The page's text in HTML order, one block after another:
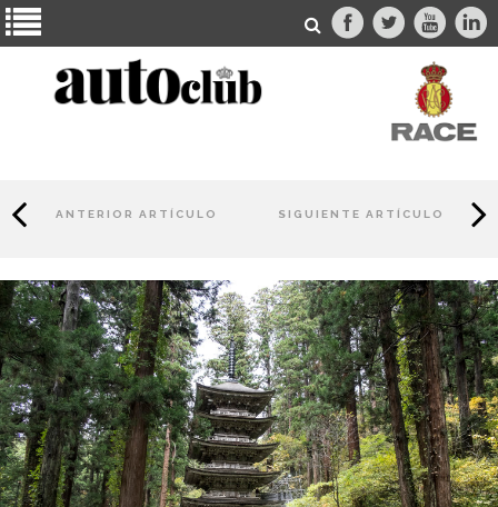
ANTERIOR ARTÍCULO SIGUIENTE ARTÍCULO